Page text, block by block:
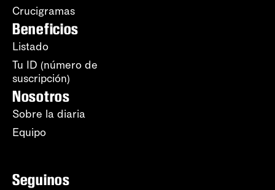
Crucigramas
Beneficios
Listado
Tu ID (número de
suscripción)
Nosotros
Sobre la diaria
Equipo
Seguinos